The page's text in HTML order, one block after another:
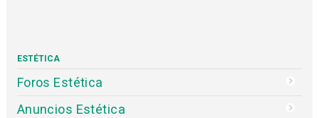
ESTÉTICA
Foros Estética
Anuncios Estética